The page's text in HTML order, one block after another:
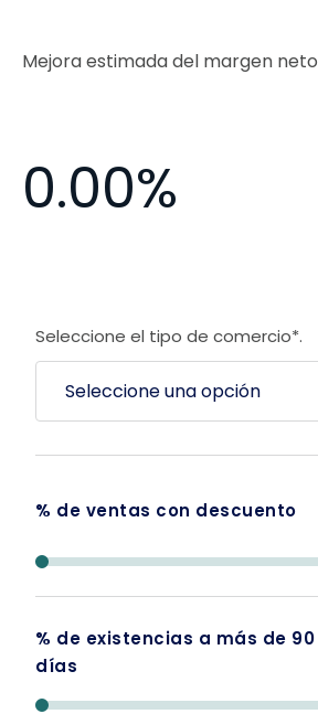
Mejora estimada del margen neto
0.00%
Seleccione el tipo de comercio*.
% de ventas con descuento
% de existencias a más de 90
días